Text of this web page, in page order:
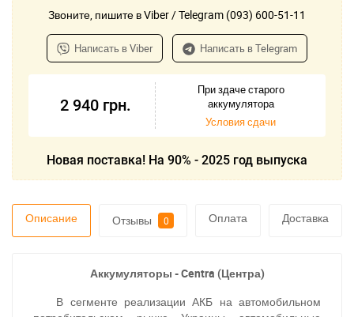
Звоните, пишите в Viber / Telegram (093) 600-51-11
Написать в Viber Написать в Telegram
2 940 грн.
При здаче старого
аккумулятора
Условия сдачи
Новая поставка! На 90% - 2025 год выпуска
Описание Отзывы 0 Оплата Доставка
Аккумуляторы - Centra (Центра)
В сегменте реализации АКБ на автомобильном